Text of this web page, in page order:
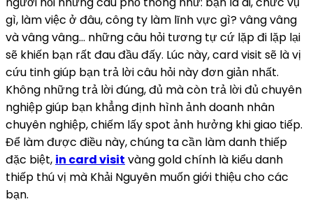
gì, làm việc ở đâu, công ty làm lĩnh vực gì? vâng vâng
và vâng vâng… những câu hỏi tương tự cứ lặp đi lặp lại
sẽ khiến bạn rất đau đầu đấy. Lúc này, card visit sẽ là vị
cứu tinh giúp bạn trả lời câu hỏi này đơn giản nhất.
Không những trả lời đúng, đủ mà còn trả lời đủ chuyên
nghiệp giúp bạn khẳng định hình ảnh doanh nhân
chuyên nghiệp, chiếm lấy spot ảnh hưởng khi giao tiếp.
Để làm được điều này, chúng ta cần làm danh thiếp
đặc biệt, in card visit vàng gold chính là kiểu danh
thiếp thú vị mà Khải Nguyên muốn giới thiệu cho các
bạn.